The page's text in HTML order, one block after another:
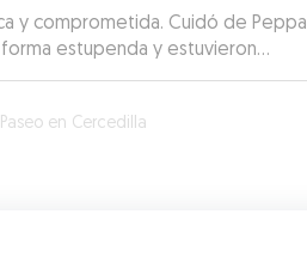
y comprometida. Cuidó de Peppa
estupenda y estuvieron
Paseo en Cercedilla